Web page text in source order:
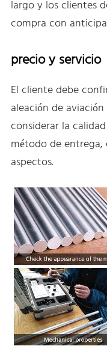
largo y los clientes
compra con
precio y servicio
El cliente debe
aleación de
considerar la
método de
aspectos.